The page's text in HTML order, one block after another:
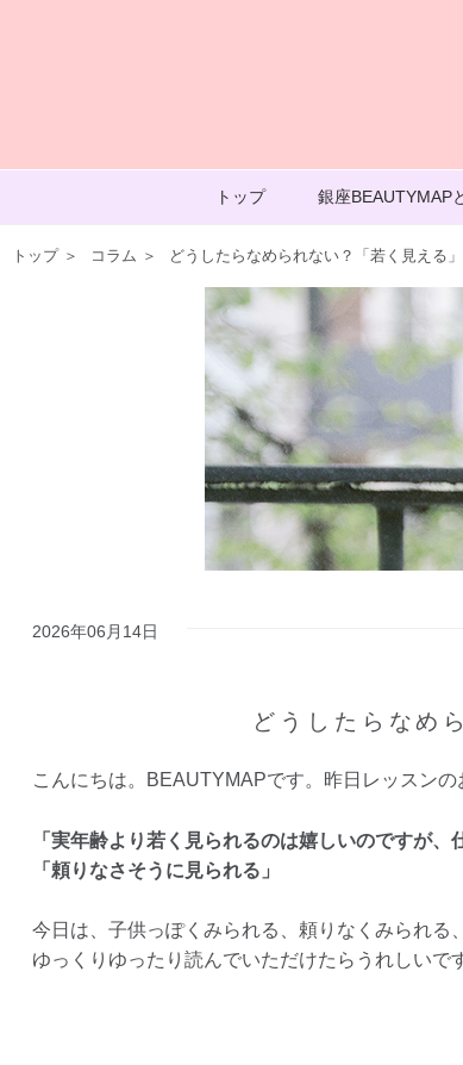
トップ 銀座BEAUTYMAP
トップ＞ コラム ＞ どうしたらなめられない？「若く見える
2026年06月14日
どうしたらなめ
こんにちは。BEAUTYMAPです。昨日レッスン
「実年齢より若く見られるのは嬉しいのですが
「頼りなさそうに見られる」
今日は、子供っぽくみられる、頼りなくみられる
ゆっくりゆったり読んでいただけたらうれしいで